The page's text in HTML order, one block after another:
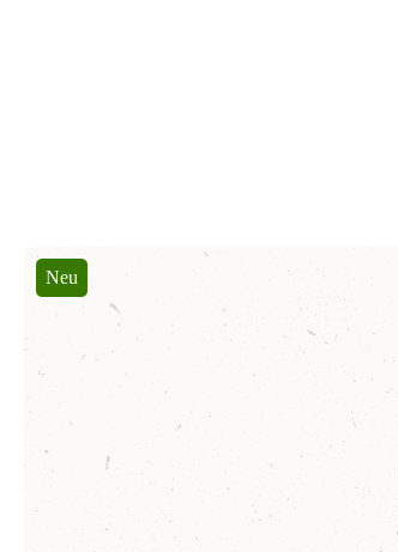
Produktgalerie überspringen
Neu